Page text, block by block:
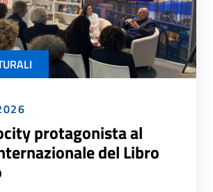
protagonista al
del Libro